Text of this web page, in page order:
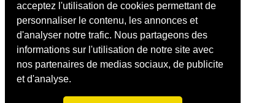
acceptez l'utilisation de cookies permettant de
personnaliser le contenu, les annonces et
d'analyser notre trafic. Nous partageons des
informations sur l'utilisation de notre site avec
nos partenaires de medias sociaux, de publicite
et d'analyse.